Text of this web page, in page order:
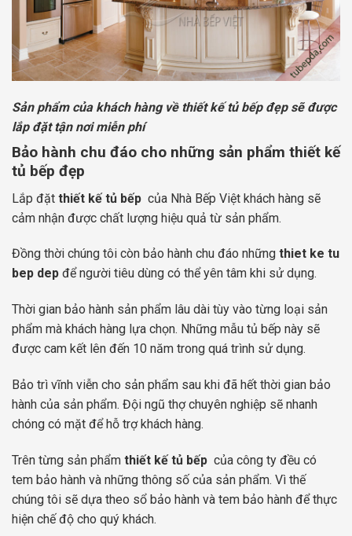
Sản phẩm của khách hàng về thiết kế tủ bếp đẹp sẽ được
lắp đặt tận nơi miễn phí
Bảo hành chu đáo cho những sản phẩm thiết kế
tủ bếp đẹp
Lắp đặt thiết kế tủ bếp của Nhà Bếp Việt khách hàng sẽ
cảm nhận được chất lượng hiệu quả từ sản phẩm.
Đồng thời chúng tôi còn bảo hành chu đáo những thiet ke tu
bep dep để người tiêu dùng có thể yên tâm khi sử dụng.
Thời gian bảo hành sản phẩm lâu dài tùy vào từng loại sản
phẩm mà khách hàng lựa chọn. Những mẫu tủ bếp này sẽ
được cam kết lên đến 10 năm trong quá trình sử dụng.
Bảo trì vĩnh viễn cho sản phẩm sau khi đã hết thời gian bảo
hành của sản phẩm. Đội ngũ thợ chuyên nghiệp sẽ nhanh
chóng có mặt để hỗ trợ khách hàng.
Trên từng sản phẩm thiết kế tủ bếp của công ty đều có
tem bảo hành và những thông số của sản phẩm. Vì thế
chúng tôi sẽ dựa theo sổ bảo hành và tem bảo hành để thực
hiện chế độ cho quý khách.